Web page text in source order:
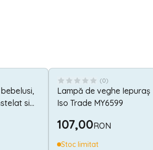
si
(0)
Lampă de veghe Iepuraș
Iso Trade MY6599
107,00RON
Stoc limitat